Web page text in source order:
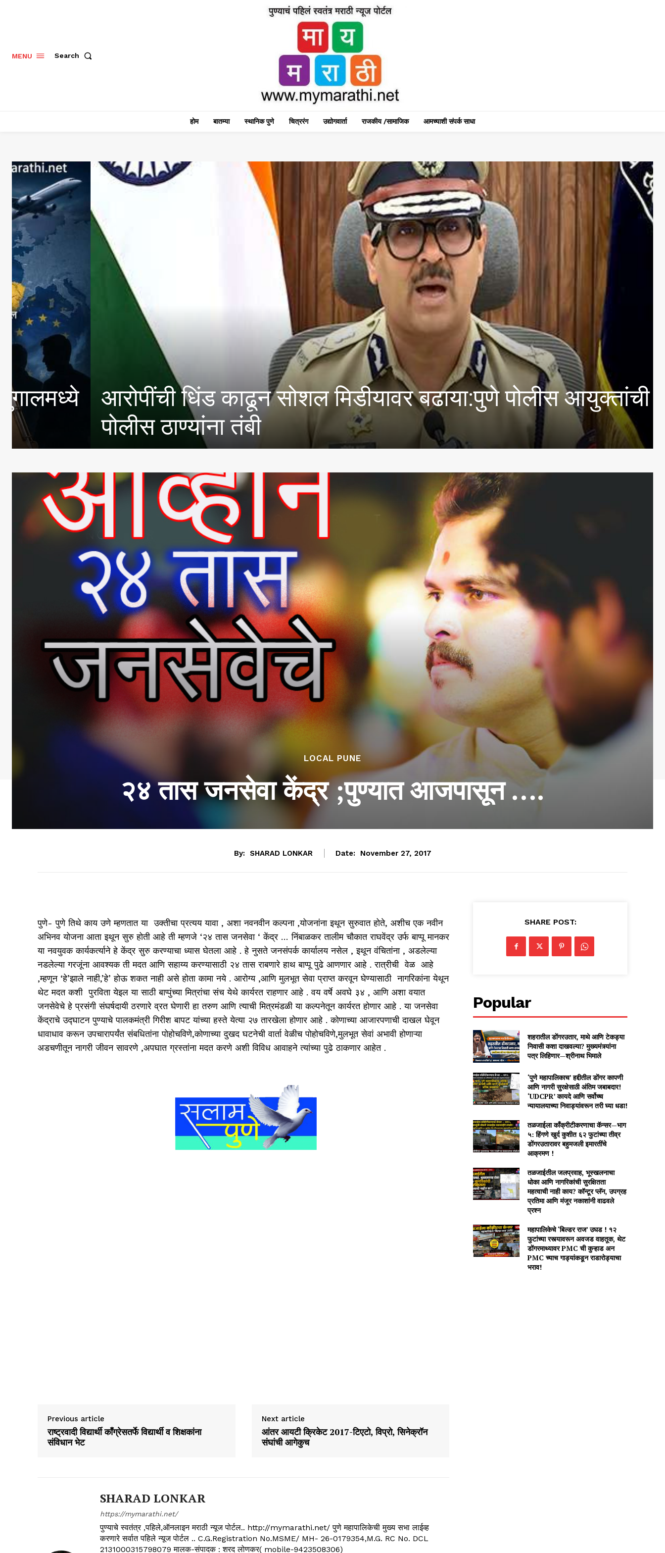
MENU Search
होम बातम्या स्थानिक पुणे चित्ररंग उद्योगवार्ता राजकीय /सामाजिक आमच्याशी संपर्क साधा
सर्व
‘मिसिंग लिंक’ बोगद्यात मध्यरात्री एक भीषण अपघात-तरुण नेत्याचा
LOCAL PUNE
२४ तास जनसेवा केंद्र ;पुण्यात आजपासून ….
By: SHARAD LONKAR Date: November 27, 2017
पुणे- पुणे तिथे काय उणे म्हणतात या उक्तीचा प्रत्यय यावा , अशा नवनवीन कल्पना ,योजनांना इथून सुरुवात होते, अशीच एक नवीन
अभिनव योजना आता इथून सुरु होती आहे ती म्हणजे ‘२४ तास जनसेवा ‘ केंद्र … निंबाळकर तालीम चौकात राघवेंद्र उर्फ बाप्पू मानकर
या नवयुवक कार्यकर्त्याने हे केंद्र सुरु करण्याचा ध्यास घेतला आहे . हे नुसते जनसंपर्क कार्यालय नसेल , इथून वंचितांना , अडलेल्या
नडलेल्या गरजूंना आवश्यक ती मदत आणि सहाय्य करण्यासाठी २४ तास राबणारे हाथ बाप्पू पुढे आणणार आहे . रात्रीची वेळ आहे
,म्हणून ‘हे’झाले नाही,’हे’ होऊ शकत नाही असे होता कामा नये . आरोग्य ,आणि मुलभूत सेवा प्राप्त करवून घेण्यासाठी नागरिकांना येथून
थेट मदत कशी पुरविता येइल या साठी बाप्पुंच्या मित्रांचा संच येथे कार्यरत राहणार आहे . वय वर्षे अवघे ३४ , आणि अशा वयात
जनसेवेचे हे प्रसंगी संघर्षदायी ठरणारे व्रत घेणारी हा तरुण आणि त्याची मित्रमंडळी या कल्पनेतून कार्यरत होणार आहे . या जनसेवा
केंद्राचे उद्घाटन पुण्याचे पालकमंत्री गिरीश बापट यांच्या हस्ते येत्या २७ तारखेला होणार आहे . कोणाच्या आजारपणाची दाखल घेवून
धावाधाव करून उपचारापर्यंत संबधितांना पोहोचविणे,कोणाच्या दुखद घटनेची वार्ता वेळीच पोहोचविणे,मुलभूत सेवां अभावी होणाऱ्या
अडचणीतून नागरी जीवन सावरणे ,अपघात ग्रस्तांना मदत करणे अशी विविध आवाहने त्यांच्या पुढे ठाकणार आहेत .
Previous article
राष्ट्रवादी विद्यार्थी काँग्रेसतर्फे विद्यार्थी व शिक्षकांना
संविधान भेट
Next article
आंतर आयटी क्रिकेट 2017-टिएटो, विप्रो, सिनेक्रॉन
संघांची आगेकुच
SHARAD LONKAR
https://mymarathi.net/
पुण्याचे स्वतंत्र ,पहिले,ऑनलाइन मराठी न्यूज पोर्टल.. http://mymarathi.net/ पुणे महापालिकेची मुख्य सभा लाईव्ह
करणारे सर्वात पहिले न्यूज पोर्टल .. C.G.Registration No.MSME/ MH- 26-0179354,M.G. RC No. DCL
2131000315798079 मालक-संपादक : शरद लोणकर( mobile-9423508306)
SHARE POST:
Popular
शहरातील डोंगरउतार, माथे आणि टेकड्या
निवासी कशा दाखवल्या? मुख्यमंत्र्यांना
पत्र लिहिणार—श्रीनाथ भिमाले
‘पुणे महापालिकाच’ हद्दीतील डोंगर कापणी
आणि नागरी सुरक्षेसाठी अंतिम जबाबदार!
‘UDCPR’ कायदे आणि सर्वोच्च
न्यायालयाच्या निवाड्यांवरून तरी घ्या धडा!
तळजाईला काँक्रीटीकरणाचा कॅन्सर—भाग
५: हिंगणे खुर्द कुशीत ६२ फुटांच्या तीव्र
डोंगरउतारावर बहुमजली इमारतींचे
आक्रमण !
तळजाईतील जलप्रवाह, भूस्खलनाचा
धोका आणि नागरिकांची सुरक्षितता
महत्वाची नाही काय? कॉन्टूर प्लॅन, उपग्रह
प्रतिमा आणि मंजूर नकाशांनी वाढवले
प्रश्न
महापालिकेचे ‘बिल्डर राज’ उघड ! १२
फुटांच्या रस्त्यावरून अवजड वाहतूक, थेट
डोंगरमाथ्यावर PMC ची कुऱ्हाड अन
PMC च्याच गाड्यांकडून राडारोड्याचा
भराव!